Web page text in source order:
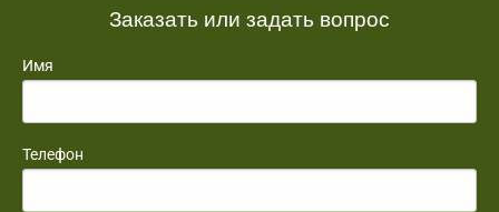
Заказать или задать вопрос
Имя
Телефон